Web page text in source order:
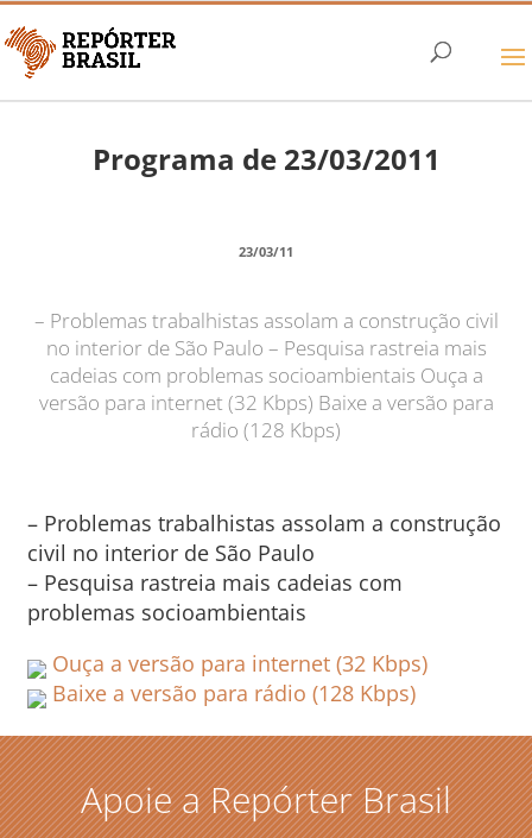
Programa de 23/03/2011
23/03/11
– Problemas trabalhistas assolam a construção civil
no interior de São Paulo – Pesquisa rastreia mais
cadeias com problemas socioambientais Ouça a
versão para internet (32 Kbps) Baixe a versão para
rádio (128 Kbps)
– Problemas trabalhistas assolam a construção
civil no interior de São Paulo
– Pesquisa rastreia mais cadeias com
problemas socioambientais
Ouça a versão para internet (32 Kbps)
Baixe a versão para rádio (128 Kbps)
Apoie a Repórter Brasil